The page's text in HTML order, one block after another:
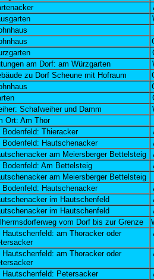
am Dorf: am Würzgarten
zu Dorf Scheune mit Hofraum
Schafweiher und Damm
Ort: Am Thor
Bodenfeld: Thieracker
Bodenfeld: Hautschenacker
am Meiersberger Bettelsteig
Bodenfeld: Am Bettelsteig
am Meiersberger Bettelsteig
Bodenfeld: Hautschenacker
im Hautschenfeld
im Hautschenfeld
vom Dorf bis zur Grenze
Hautschenfeld: am Thoracker oder
Hautschenfeld: am Thoracker oder
Hautschenfeld: Petersacker